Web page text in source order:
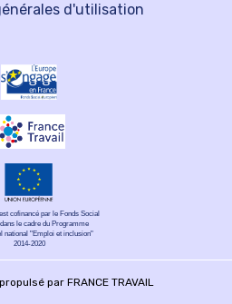
d'utilisation
cofinancé par le Fonds Social
le cadre du Programme
national "Emploi et inclusion"
2014-2020
par FRANCE TRAVAIL